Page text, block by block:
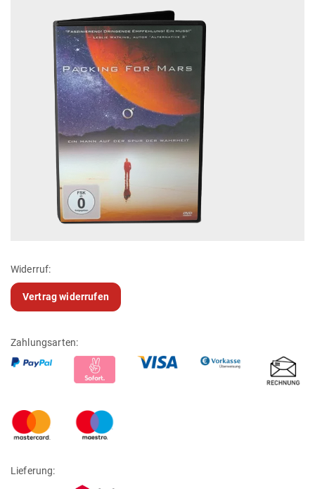
Widerruf:
Vertrag widerrufen
Zahlungsarten:
Lieferung: